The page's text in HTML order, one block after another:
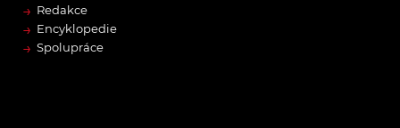
→ Redakce
→ Encyklopedie
→ Spolupráce